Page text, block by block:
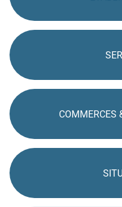
COMMERCES